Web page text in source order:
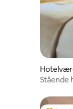
Stående